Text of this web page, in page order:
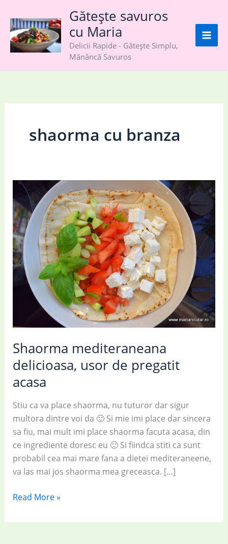
content
Gătește savuros
cu Maria
Delicii Rapide - Gătește Simplu,
Mănâncă Savuros
shaorma cu branza
Shaorma mediteraneana
delicioasa, usor de pregatit
acasa
Stiu ca va place shaorma, nu tuturor dar sigur
multora dintre voi da 🙂 Si mie imi place dar sincera
sa fiu, mai mult imi place shaorma facuta acasa, din
ce ingrediente doresc eu 🙂 Si fiindca stiti ca sunt
probabil cea mai mare fana a dietei mediteraneene,
va las mai jos shaorma mea greceasca. […]
Shaorma
delicioasa,
Read More »